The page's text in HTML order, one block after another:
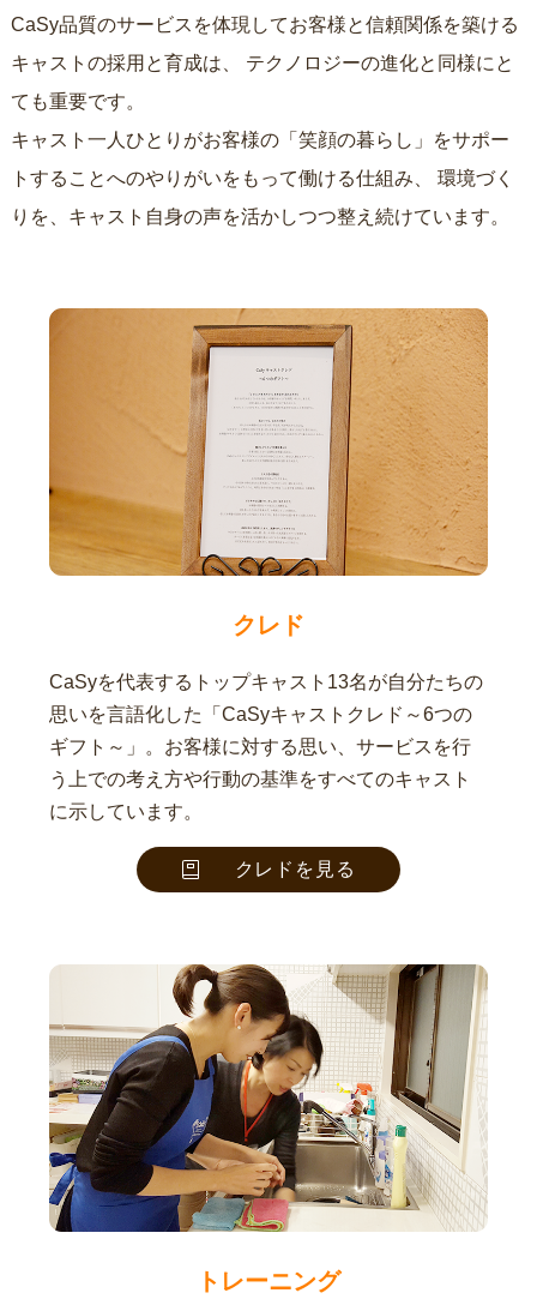
CaSy品質のサービスを体現してお客様と信頼関係を築ける
キャストの採用と育成は、
ても重要です。
キャスト一人ひとりがお客様の「笑顔の暮らし」をサポー
トすることへのやりがいをもって働ける仕組み、
りを、キャスト自身の声を活かしつつ整え続けています。
クレド
CaSyを代表するトップキャスト13名が自分たちの
思いを言語化した「CaSyキャストクレド～6つの
ギフト～」。お客様に対する思い、サービスを行
う上での考え方や行動の基準をすべてのキャスト
に示しています。
クレドを見る
トレーニング